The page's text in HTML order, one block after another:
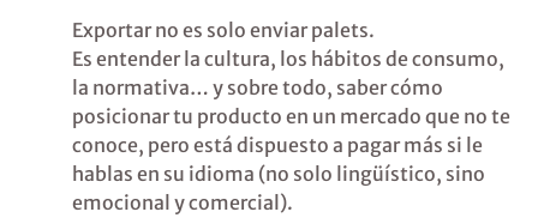
Exportar no es solo enviar palets.
Es entender la cultura, los hábitos de consumo,
la normativa… y sobre todo, saber cómo
posicionar tu producto en un mercado que no te
conoce, pero está dispuesto a pagar más si le
hablas en su idioma (no solo lingüístico, sino
emocional y comercial).